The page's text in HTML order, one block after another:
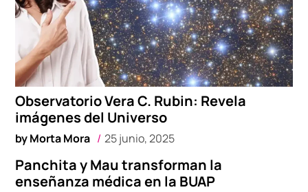
Observatorio Vera C. Rubin: Revela
imágenes del Universo
byMorta Mora 25 junio, 2025
Panchita y Mau transforman la
enseñanza médica en la BUAP